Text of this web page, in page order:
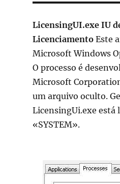
LicensingUI.exe IU
Licenciamento Este
Microsoft Windows
O processo é
Microsoft
um arquivo oculto.
LicensingUi.exe está
«SYSTEM».